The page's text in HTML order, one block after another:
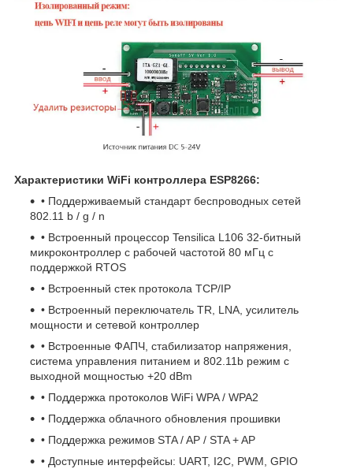
Характеристики WiFi контроллера ESP8266:
• Поддерживаемый стандарт беспроводных сетей
802.11 b / g / n
• Встроенный процессор Tensilica L106 32-битный
микроконтроллер с рабочей частотой 80 мГц с
поддержкой RTOS
• Встроенный стек протокола TCP/IP
• Встроенный переключатель TR, LNA, усилитель
мощности и сетевой контроллер
• Встроенные ФАПЧ, стабилизатор напряжения,
система управления питанием и 802.11b режим с
выходной мощностью +20 dBm
• Поддержка протоколов WiFi WPA / WPA2
• Поддержка облачного обновления прошивки
• Поддержка режимов STA / AP / STA + AP
• Доступные интерфейсы: UART, I2C, PWM, GPIO